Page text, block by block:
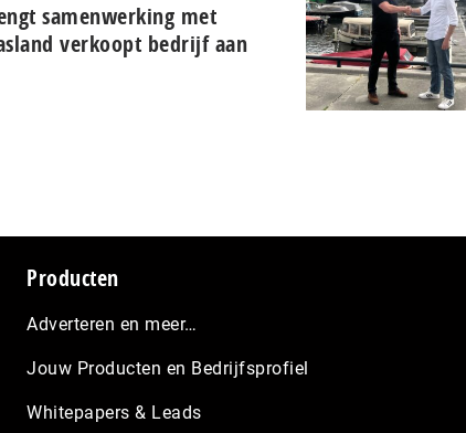
samenwerking met
verkoopt bedrijf aan
Producten
Adverteren en meer…
Jouw Producten en Bedrijfsprofiel
Whitepapers & Leads